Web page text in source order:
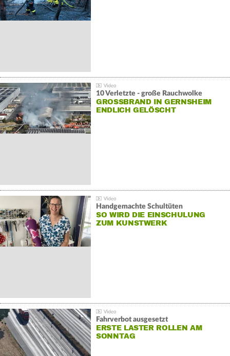
10 Verletzte - große Rauchwolke
GROSSBRAND IN GERNSHEIM E
NDLICH GELÖSCHT
Handgemachte Schultüten
SO WIRD DIE EINSCHULUNG
ZUM KUNSTWERK
Fahrverbot ausgesetzt
ERSTE LASTER ROLLEN AM
SONNTAG